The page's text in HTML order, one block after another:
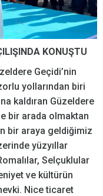
KONUŞTU
Geçidi’nin
yollarından biri
kaldıran Güzeldere
bir arada olmaktan
bir araya geldiğimiz
yüzyıllar
Selçuklular
ve kültürün
Nice ticaret